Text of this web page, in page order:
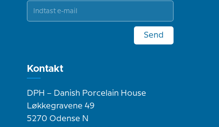
Send
Kontakt
DPH – Danish Porcelain House
Løkkegravene 49
5270 Odense N